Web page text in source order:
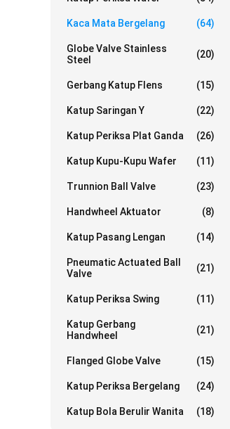
Kaca Mata Bergelang (64)
Globe Valve Stainless
Steel
(20)
Gerbang Katup Flens (15)
Katup Saringan Y (22)
Katup Periksa Plat Ganda (26)
Katup Kupu-Kupu Wafer (11)
Trunnion Ball Valve (23)
Handwheel Aktuator (8)
Katup Pasang Lengan (14)
Pneumatic Actuated Ball
Valve
(21)
Katup Periksa Swing (11)
Katup Gerbang
Handwheel
(21)
Flanged Globe Valve (15)
Katup Periksa Bergelang (24)
Katup Bola Berulir Wanita (18)